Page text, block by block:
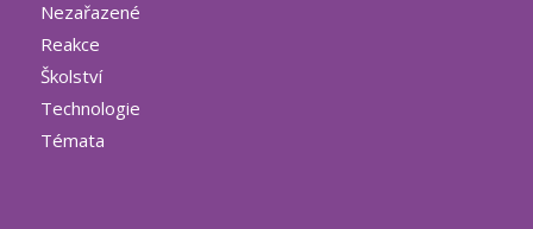
Nezařazené
Reakce
Školství
Technologie
Témata